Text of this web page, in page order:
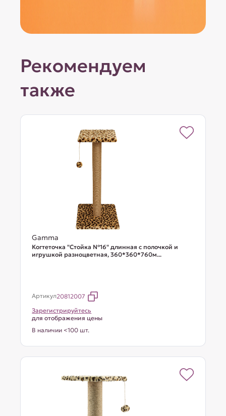
Рекомендуем
также
Gamma
Когтеточка "Стойка №16" длинная с полочкой и
игрушкой разноцветная, 360*360*760м...
Артикул20812007
Зарегистрируйтесь
для отображения цены
В наличии <100 шт.